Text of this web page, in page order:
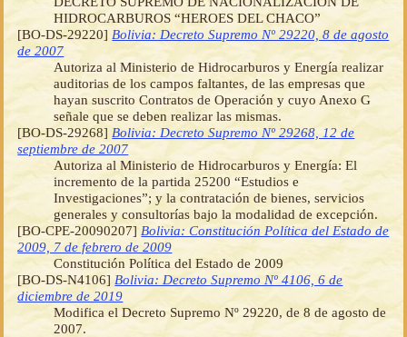
HIDROCARBUROS “HEROES DEL CHACO”
[BO-DS-29220] Bolivia: Decreto Supremo Nº 29220, 8 de agosto
de 2007
Autoriza al Ministerio de Hidrocarburos y Energía realizar
auditorias de los campos faltantes, de las empresas que
hayan suscrito Contratos de Operación y cuyo Anexo G
señale que se deben realizar las mismas.
[BO-DS-29268] Bolivia: Decreto Supremo Nº 29268, 12 de
septiembre de 2007
Autoriza al Ministerio de Hidrocarburos y Energía: El
incremento de la partida 25200 “Estudios e
Investigaciones”; y la contratación de bienes, servicios
generales y consultorías bajo la modalidad de excepción.
[BO-CPE-20090207] Bolivia: Constitución Política del Estado de
2009, 7 de febrero de 2009
Constitución Política del Estado de 2009
[BO-DS-N4106]Bolivia: Decreto Supremo Nº 4106, 6 de
diciembre de 2019
Modifica el Decreto Supremo Nº 29220, de 8 de agosto de
2007.